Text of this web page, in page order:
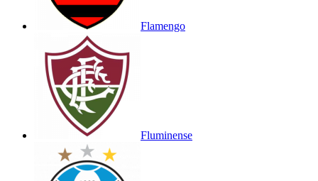
Flamengo
Fluminense